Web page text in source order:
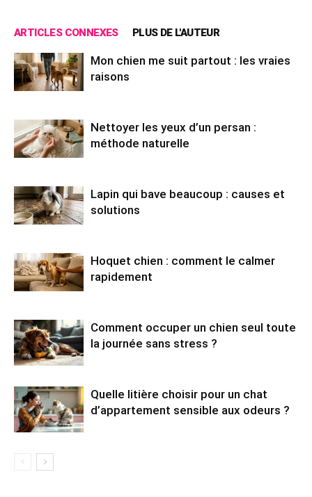
ARTICLES CONNEXES PLUS DE L'AUTEUR
Mon chien me suit partout : les vraies
raisons
Nettoyer les yeux d’un persan :
méthode naturelle
Lapin qui bave beaucoup : causes et
solutions
Hoquet chien : comment le calmer
rapidement
Comment occuper un chien seul toute
la journée sans stress ?
Quelle litière choisir pour un chat
d’appartement sensible aux odeurs ?